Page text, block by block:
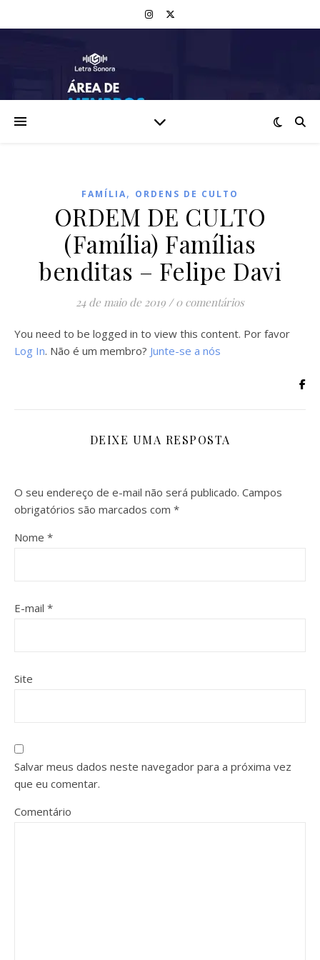
FAMÍLIA, ORDENS DE CULTO
ORDEM DE CULTO
(Família) Famílias
benditas – Felipe Davi
24 de maio de 2019 / 0 comentários
You need to be logged in to view this content. Por favor
Log In. Não é um membro? Junte-se a nós
DEIXE UMA RESPOSTA
O seu endereço de e-mail não será publicado. Campos
obrigatórios são marcados com *
Nome *
E-mail *
Site
Salvar meus dados neste navegador para a próxima vez
que eu comentar.
Comentário